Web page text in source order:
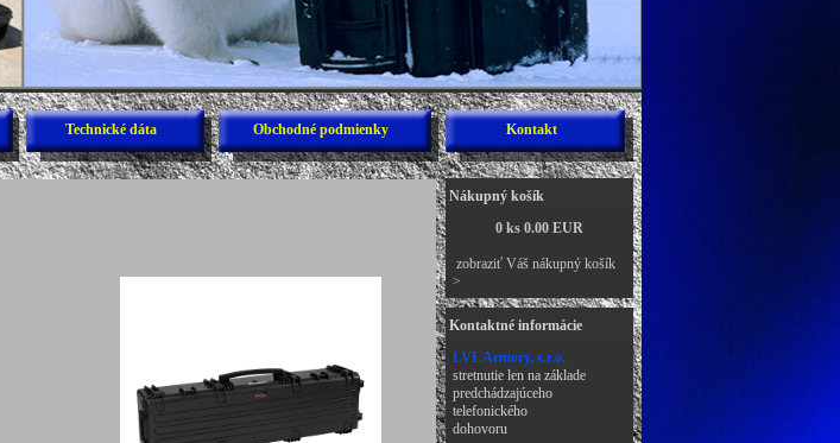
Technické dáta Obchodné podmienky Kontakt
Nákupný košík
0 ks 0.00 EUR
zobraziť Váš nákupný košík
>
Kontaktné informácie
LVL Armory, s.r.o.
stretnutie len na základe
predchádzajúceho
telefonického
dohovoru